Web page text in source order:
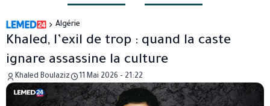
Algérie
Khaled, l’exil de trop : quand la caste
ignare assassine la culture
Khaled Boulaziz 11 Mai 2026 - 21:22